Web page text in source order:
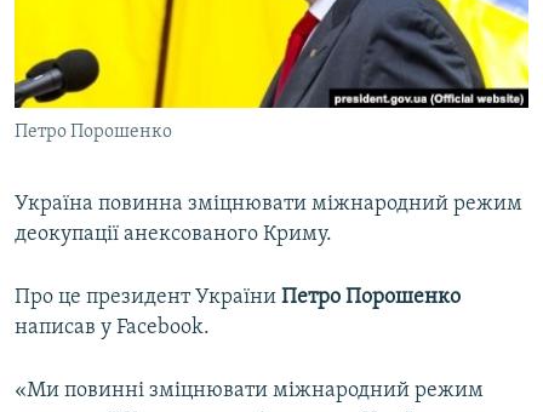
ВІДЕОУРОКИ «ELIFBE»
СВІДЧЕННЯ ОКУПАЦІЇ
УКРАЇНСЬКА ПРОБЛЕМА КРИМУ
ІНФОГРАФІКА
Qırımtatar
ДОЛУЧАЙСЯ!
Усі сайти RFE/RL
Петро Порошенко
Україна повинна зміцнювати міжнародний режим
деокупації анексованого Криму.
Про це президент України Петро Порошенко
написав у Facebook.
«Ми повинні зміцнювати міжнародний режим